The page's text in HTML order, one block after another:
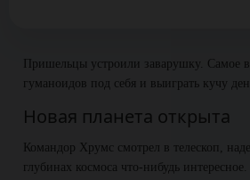
Пришельцы устроили заварушку. Самое
гуманоидов под себя и выиграть кучу
Новая планета открыта
Командор Хрумс смотрел в телескоп,
глубинах космоса что-нибудь